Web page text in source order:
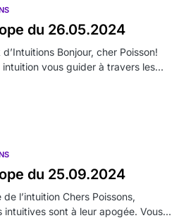
du 26.05.2024
Bonjour, cher Poisson!
intuition vous guider à travers les…
du 25.09.2024
l’intuition Chers Poissons,
intuitives sont à leur apogée. Vous…